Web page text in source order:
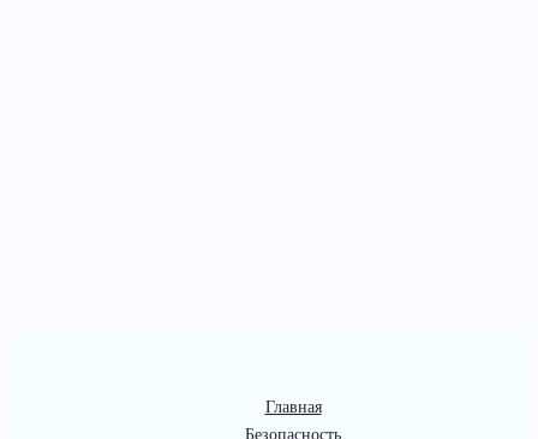
Главная
Безопасность